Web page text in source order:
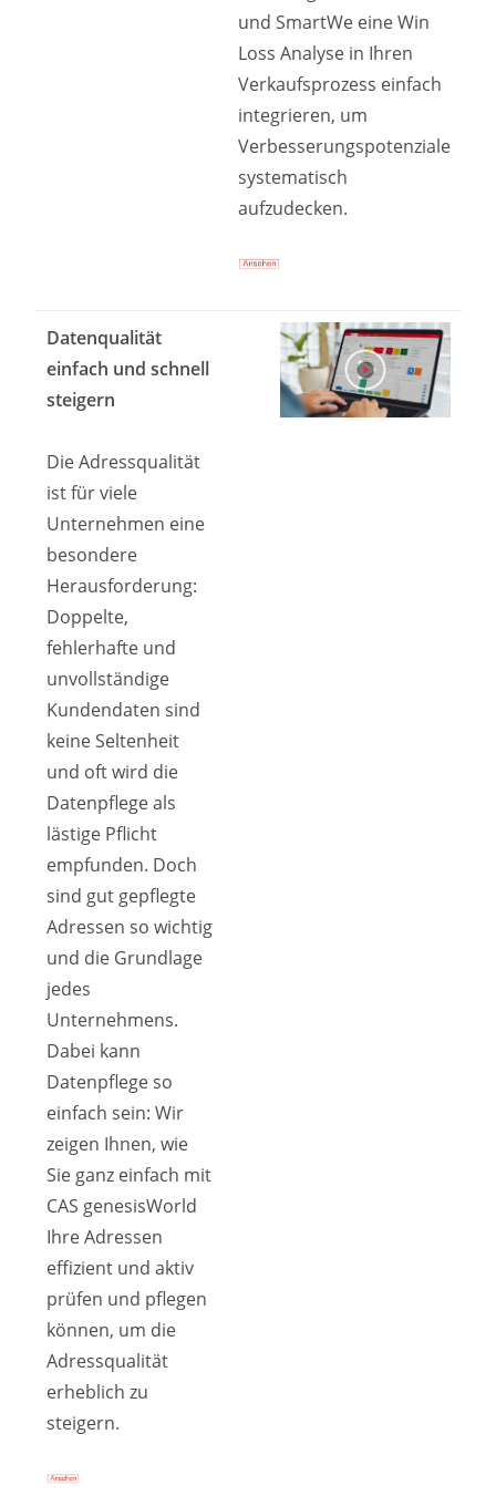
und SmartWe eine Win
Loss Analyse in Ihren
Verkaufsprozess einfach
integrieren, um
Verbesserungspotenziale
systematisch
aufzudecken.
Datenqualität
einfach und schnell
steigern
Die Adressqualität
ist für viele
Unternehmen eine
besondere
Herausforderung:
Doppelte,
fehlerhafte und
unvollständige
Kundendaten sind
keine Seltenheit
und oft wird die
Datenpflege als
lästige Pflicht
empfunden. Doch
sind gut gepflegte
Adressen so wichtig
und die Grundlage
jedes
Unternehmens.
Dabei kann
Datenpflege so
einfach sein: Wir
zeigen Ihnen, wie
Sie ganz einfach mit
CAS genesisWorld
Ihre Adressen
effizient und aktiv
prüfen und pflegen
können, um die
Adressqualität
erheblich zu
steigern.